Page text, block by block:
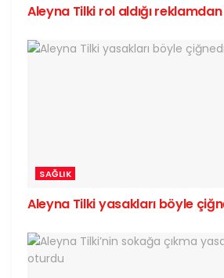
Aleyna Tilki rol aldığı
SAĞLIK
Aleyna Tilki yasakları böyle